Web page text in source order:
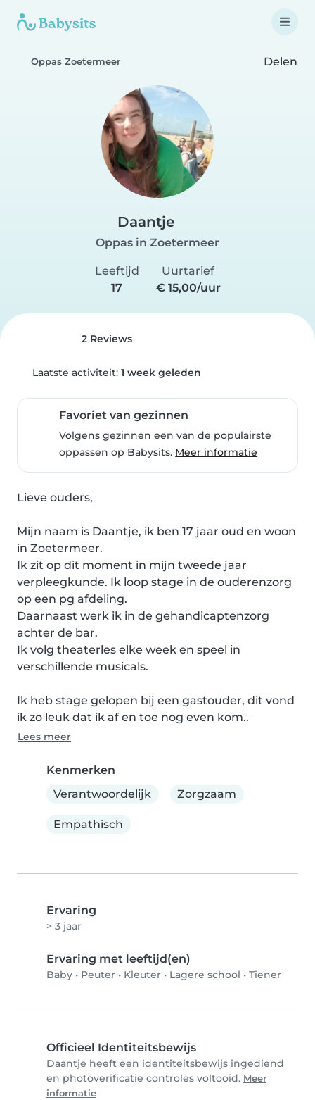
Oppas Zoetermeer Delen
Daantje
Oppas in Zoetermeer
Leeftijd
17
Uurtarief
€ 15,00/uur
2 Reviews
Laatste activiteit: 1 week geleden
Favoriet van gezinnen
Volgens gezinnen een van de populairste
oppassen op Babysits. Meer informatie
Lieve ouders,
Mijn naam is Daantje, ik ben 17 jaar oud en woon
in Zoetermeer.
Ik zit op dit moment in mijn tweede jaar
verpleegkunde. Ik loop stage in de ouderenzorg
op een pg afdeling.
Daarnaast werk ik in de gehandicaptenzorg
achter de bar.
Ik volg theaterles elke week en speel in
verschillende musicals.
Ik heb stage gelopen bij een gastouder, dit vond
ik zo leuk dat ik af en toe nog even kom..
Lees meer
Kenmerken
Verantwoordelijk
Zorgzaam
Empathisch
Ervaring
> 3 jaar
Ervaring met leeftijd(en)
Baby • Peuter • Kleuter • Lagere school • Tiener
Officieel Identiteitsbewijs
Daantje heeft een identiteitsbewijs ingediend
en photoverificatie controles voltooid. Meer
informatie